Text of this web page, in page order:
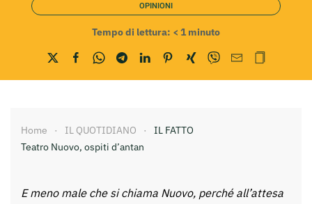
OPINIONI
Tempo di lettura: < 1 minuto
Home IL QUOTIDIANO
IL FATTO
Teatro Nuovo, ospiti d’antan
E meno male che si chiama Nuovo, perché all’attesa